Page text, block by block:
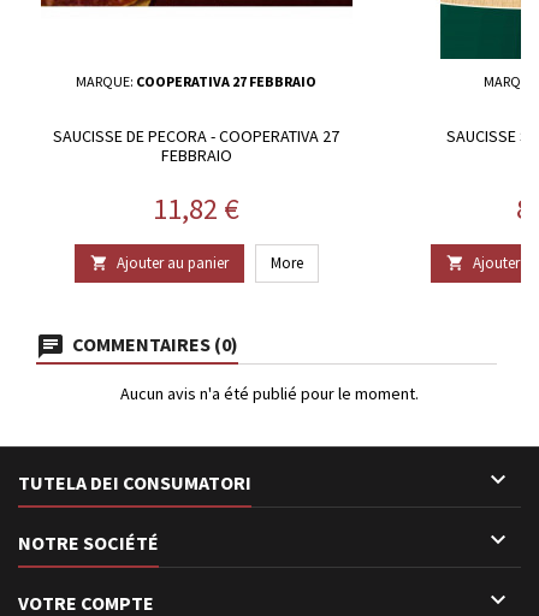
MARQUE: COOPERATIVA 27 FEBBRAIO
SAUCISSE DE PECORA - COOPERATIVA 27
FEBBRAIO
Prix
11,82 €
 Ajouter au panier More
SAUCISSE
 Ajouter
COMMENTAIRES (0)
Aucun avis n'a été publié pour le moment.
TUTELA DEI CONSUMATORI 
NOTRE SOCIÉTÉ 
VOTRE COMPTE 